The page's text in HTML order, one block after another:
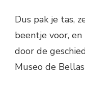
Dus pak je tas,
beentje voor, en
door de
Museo de